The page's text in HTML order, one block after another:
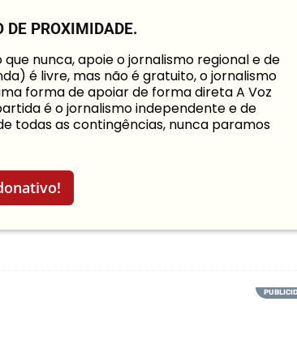
DE PROXIMIDADE.
nunca, apoie o jornalismo regional e de
é livre, mas não é gratuito, o jornalismo
forma de apoiar de forma direta A Voz
é o jornalismo independente e de
todas as contingências, nunca paramos